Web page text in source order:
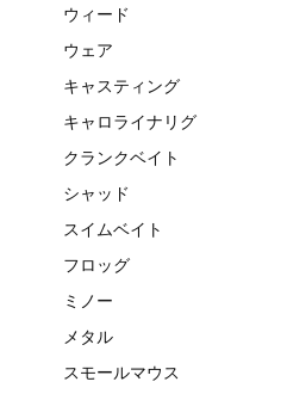
ウィード
ウェア
キャスティング
キャロライナリグ
クランクベイト
シャッド
スイムベイト
フロッグ
ミノー
メタル
スモールマウス